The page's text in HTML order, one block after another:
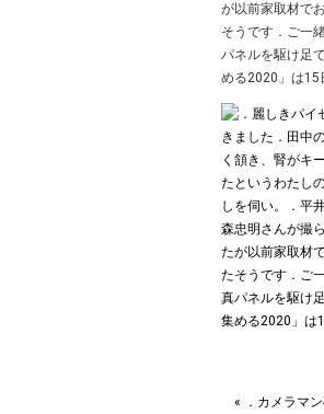
が以前家取材で
そうです︎．ご一
パネルを駆け足
める2020」は15
« ．カメラマ